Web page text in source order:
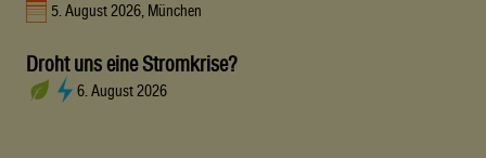
5. August 2026, München
Droht uns eine Stromkrise?
6. August 2026